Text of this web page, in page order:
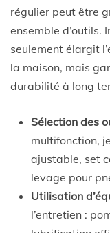
régulier peut être
ensemble d’outils.
seulement élargit
la maison, mais
durabilité à long
Sélection des
multifonction,
ajustable, set
levage pour
Utilisation
l’entretien :